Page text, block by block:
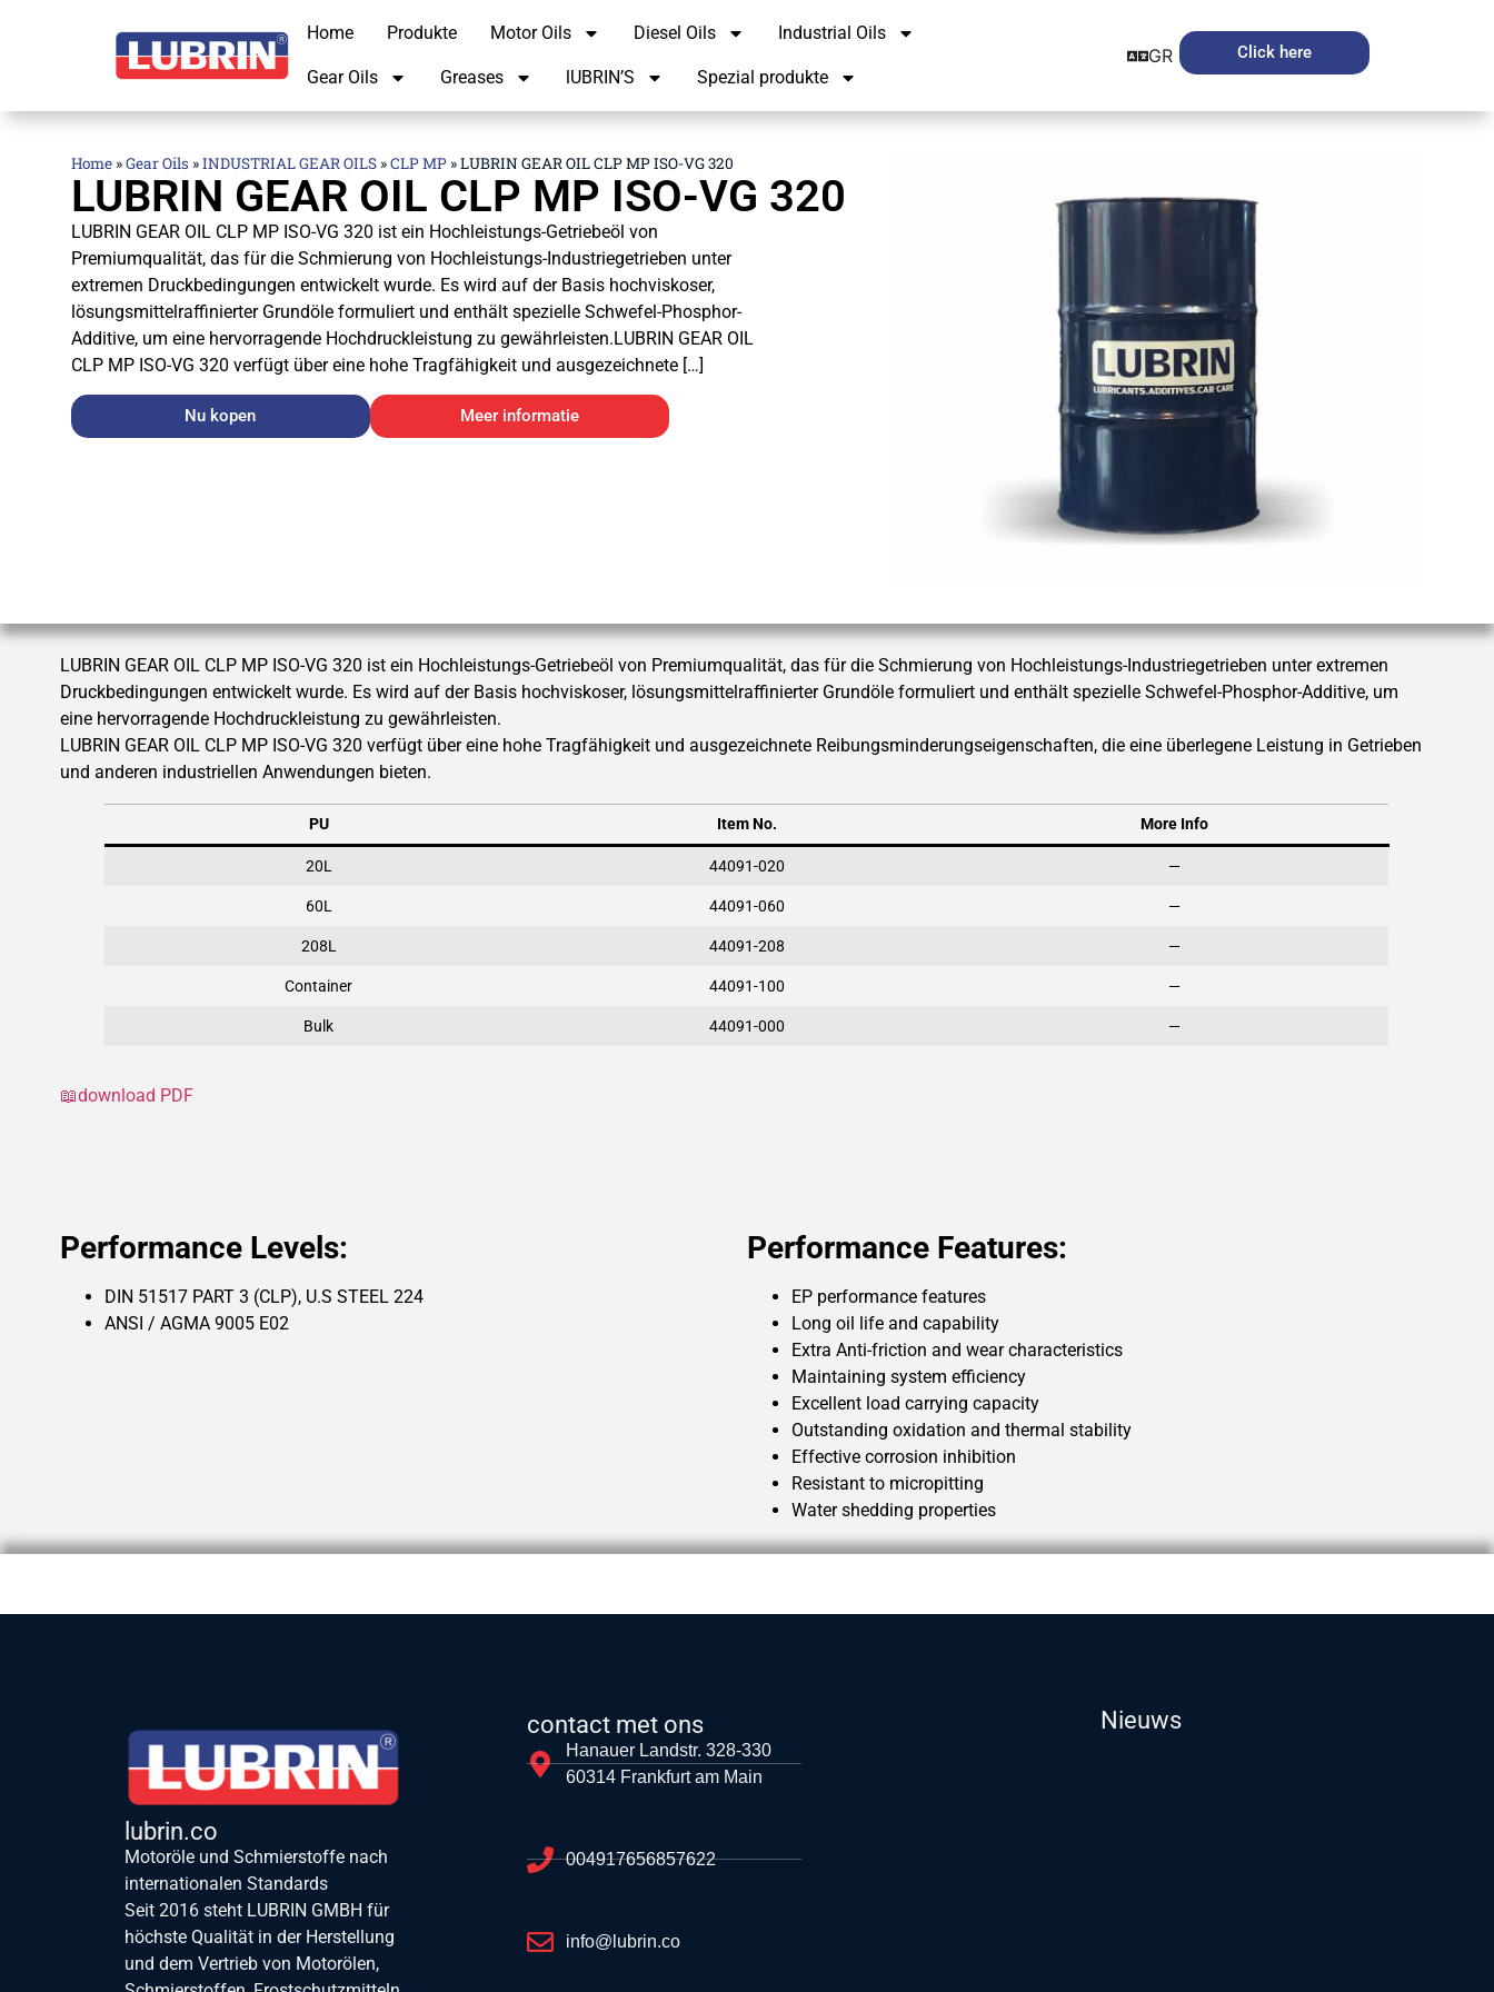
Home Produkte Motor Oils Diesel Oils Industrial Oils
Gear Oils Greases lUBRIN’S Spezial produkte
Click here
GR
Home»Gear Oils »INDUSTRIAL GEAR OILS»CLP MP»LUBRIN GEAR OIL CLP MP ISO-VG 320
LUBRIN GEAR OIL CLP MP ISO-VG 320
LUBRIN GEAR OIL CLP MP ISO-VG 320 ist ein Hochleistungs-Getriebeöl von
Premiumqualität, das für die Schmierung von Hochleistungs-Industriegetrieben unter
extremen Druckbedingungen entwickelt wurde. Es wird auf der Basis hochviskoser,
lösungsmittelraffinierter Grundöle formuliert und enthält spezielle Schwefel-Phosphor-
Additive, um eine hervorragende Hochdruckleistung zu gewährleisten.LUBRIN GEAR OIL
CLP MP ISO-VG 320 verfügt über eine hohe Tragfähigkeit und ausgezeichnete […]
Nu kopen Meer informatie
LUBRIN GEAR OIL CLP MP ISO-VG 320 ist ein Hochleistungs-Getriebeöl von Premiumqualität, das für die Schmierung von Hochleistungs-Industriegetrieben unter extremen
Druckbedingungen entwickelt wurde. Es wird auf der Basis hochviskoser, lösungsmittelraffinierter Grundöle formuliert und enthält spezielle Schwefel-Phosphor-Additive, um
eine hervorragende Hochdruckleistung zu gewährleisten.
LUBRIN GEAR OIL CLP MP ISO-VG 320 verfügt über eine hohe Tragfähigkeit und ausgezeichnete Reibungsminderungseigenschaften, die eine überlegene Leistung in Getrieben
und anderen industriellen Anwendungen bieten.
PU Item No. More Info
20L 44091-020 —
60L 44091-060 —
208L 44091-208 —
Container 44091-100 —
Bulk 44091-000 —
📖download PDF
Performance Levels:
DIN 51517 PART 3 (CLP), U.S STEEL 224
ANSI / AGMA 9005 E02
Performance Features:
EP performance features
Long oil life and capability
Extra Anti-friction and wear characteristics
Maintaining system efficiency
Excellent load carrying capacity
Outstanding oxidation and thermal stability
Effective corrosion inhibition
Resistant to micropitting
Water shedding properties
lubrin.co
Motoröle und Schmierstoffe nach
internationalen Standards
Seit 2016 steht LUBRIN GMBH für
höchste Qualität in der Herstellung
und dem Vertrieb von Motorölen,
contact met ons
Hanauer Landstr. 328-330
60314 Frankfurt am Main
004917656857622
info@lubrin.co
Nieuws